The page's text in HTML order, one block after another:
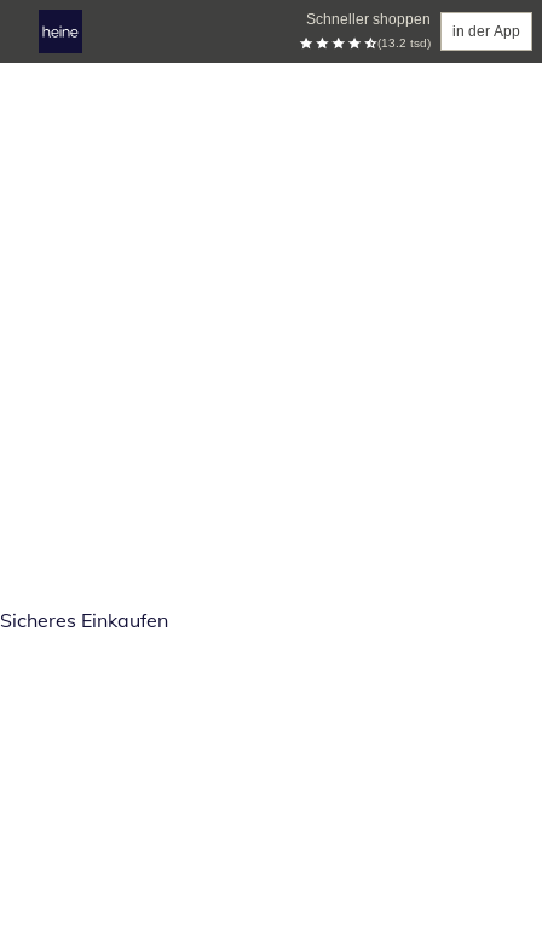
Schneller shoppen
(13.2 tsd)
in der App
Sicheres Einkaufen